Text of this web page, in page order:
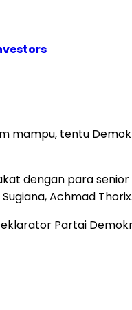
mampu, tentu
dengan para
Achmad Thorix.
Partai